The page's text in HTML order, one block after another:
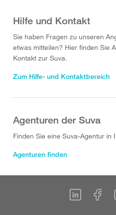
Hilfe und Kontakt
Sie haben Fragen zu unseren
etwas mitteilen? Hier finden Sie
Kontakt zur Suva.
Zum Hilfe- und Kontaktbereich
Agenturen der Suva
Finden Sie eine Suva-Agentur in
Agenturen finden